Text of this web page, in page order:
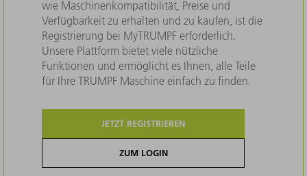
wie Maschinenkompatibilität, Preise und
Verfügbarkeit zu erhalten und zu kaufen, ist die
Registrierung bei MyTRUMPF erforderlich.
Unsere Plattform bietet viele nützliche
Funktionen und ermöglicht es Ihnen, alle Teile
für Ihre TRUMPF Maschine einfach zu finden.
JETZT REGISTRIEREN
ZUM LOGIN